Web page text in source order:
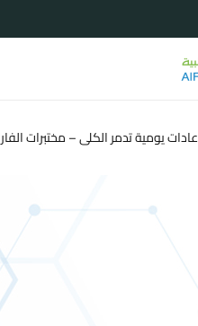
عادات يومية تدمر الكلى – مختبرات